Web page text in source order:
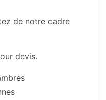
de notre cadre
devis.